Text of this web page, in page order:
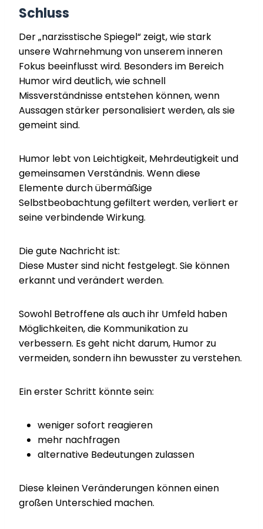
Schluss
Der „narzisstische Spiegel“ zeigt, wie stark
unsere Wahrnehmung von unserem inneren
Fokus beeinflusst wird. Besonders im Bereich
Humor wird deutlich, wie schnell
Missverständnisse entstehen können, wenn
Aussagen stärker personalisiert werden, als sie
gemeint sind.
Humor lebt von Leichtigkeit, Mehrdeutigkeit und
gemeinsamen Verständnis. Wenn diese
Elemente durch übermäßige
Selbstbeobachtung gefiltert werden, verliert er
seine verbindende Wirkung.
Die gute Nachricht ist:
Diese Muster sind nicht festgelegt. Sie können
erkannt und verändert werden.
Sowohl Betroffene als auch ihr Umfeld haben
Möglichkeiten, die Kommunikation zu
verbessern. Es geht nicht darum, Humor zu
vermeiden, sondern ihn bewusster zu verstehen.
Ein erster Schritt könnte sein:
weniger sofort reagieren
mehr nachfragen
alternative Bedeutungen zulassen
Diese kleinen Veränderungen können einen
großen Unterschied machen.